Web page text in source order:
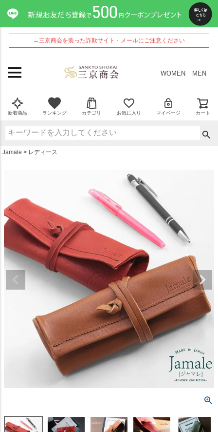
→三京商会を装った詐欺サイト・メールにご注意ください
WOMEN MEN
新着商品 ランキング カテゴリ お気に入り マイページ カート
Jamale レディース
ペー
ジト
ップ
へ